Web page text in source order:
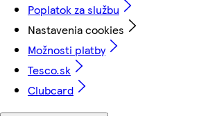
Poplatok za službu
Nastavenia cookies
Možnosti platby
Tesco.sk
Clubcard